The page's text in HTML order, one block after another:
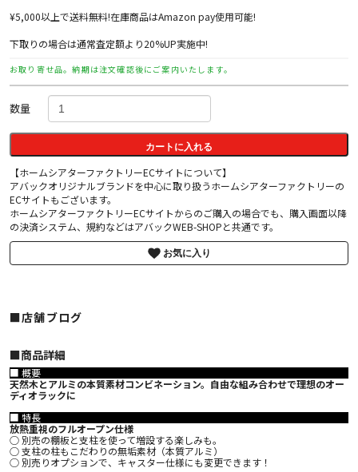
¥5,000以上で送料無料!在庫商品はAmazon pay使用可能!
下取りの場合は通常査定額より20%UP実施中!
お取り寄せ品。納期は注文確認後にご案内いたします。
数量
カートに入れる
【ホームシアターファクトリーECサイトについて】
アバックオリジナルブランドを中心に取り扱うホームシアターファクトリーの
ECサイトもございます。
ホームシアターファクトリーECサイトからのご購入の場合でも、購入画面以降
の決済システム、規約などはアバックWEB-SHOPと共通です。
お気に入り
■店舗ブログ
■︎商品詳細
■ 概要
天然木とアルミの本質素材コンビネーション。自由な組み合わせで理想のオー
ディオラックに
■ 特長
放熱重視のフルオープン仕様
○ 別売の棚板と支柱を使って増設する楽しみも。
○ 支柱の柱もこだわりの無垢素材（本質アルミ）
○ 別売りオプションで、キャスター仕様にも変更できます！